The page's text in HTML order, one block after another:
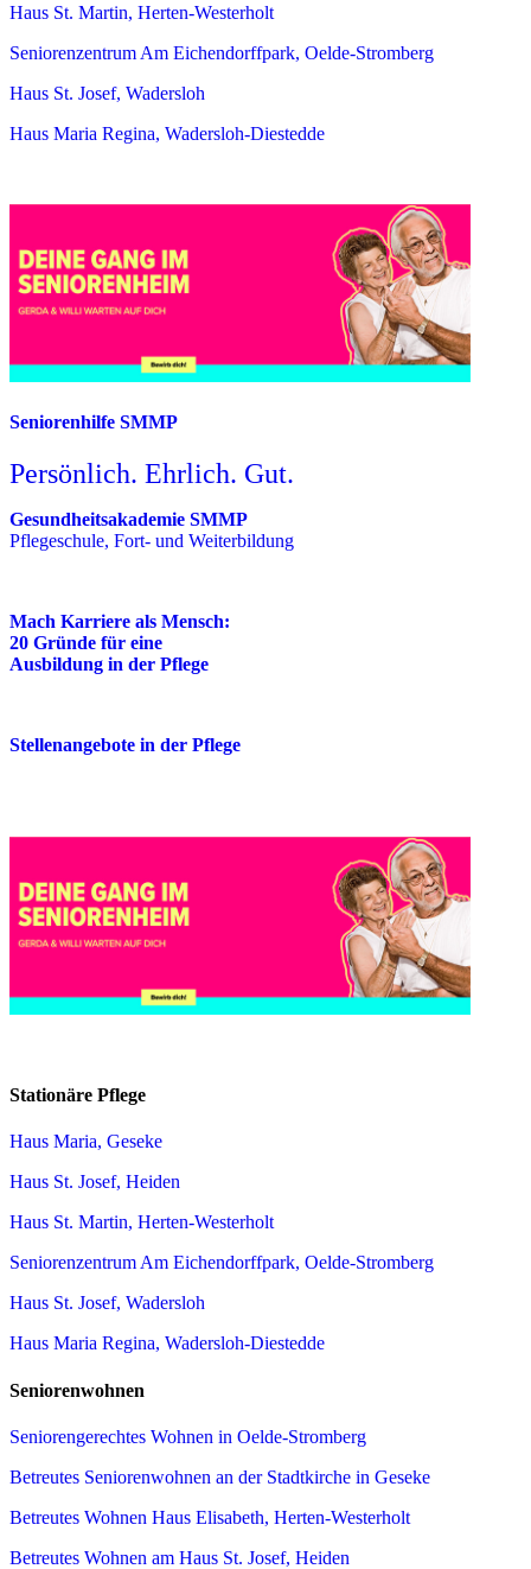
Haus St. Martin, Herten-Westerholt
Seniorenzentrum Am Eichendorffpark, Oelde-Stromberg
Haus St. Josef, Wadersloh
Haus Maria Regina, Wadersloh-Diestedde
Seniorenhilfe SMMP
Persönlich. Ehrlich. Gut.
Gesundheitsakademie SMMP
Pflegeschule, Fort- und Weiterbildung
Mach Karriere als Mensch:
20 Gründe für eine
Ausbildung in der Pflege
Stellenangebote in der Pflege
Stationäre Pflege
Haus Maria, Geseke
Haus St. Josef, Heiden
Haus St. Martin, Herten-Westerholt
Seniorenzentrum Am Eichendorffpark, Oelde-Stromberg
Haus St. Josef, Wadersloh
Haus Maria Regina, Wadersloh-Diestedde
Seniorenwohnen
Seniorengerechtes Wohnen in Oelde-Stromberg
Betreutes Seniorenwohnen an der Stadtkirche in Geseke
Betreutes Wohnen Haus Elisabeth, Herten-Westerholt
Betreutes Wohnen am Haus St. Josef, Heiden